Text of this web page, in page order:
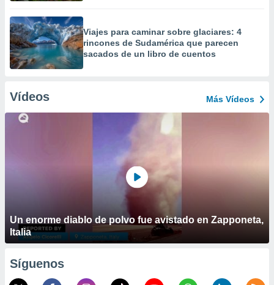
Viajes para caminar sobre glaciares: 4
rincones de Sudamérica que parecen
sacados de un libro de cuentos
Vídeos Más Vídeos
Un enorme diablo de polvo fue avistado en Zapponeta,
Italia
Síguenos